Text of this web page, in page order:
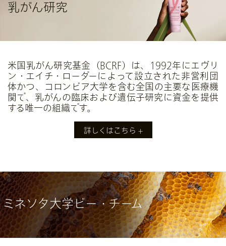
※英語サイトにリンクしています。
乳がん研究
米国乳がん研究基金（BCRF）は、1992年にエヴリ
ン・エイチ・ローダーによって設立された非営利団
体かつ、コロンビア大学を含む全国の主要な医療機
関で、乳がんの臨床および遺伝子研究に資金を提供
する唯一の組織です。
詳しくはこちら
毎年10月、 「ピンクリボン シャンピュア ハンドク
リーム」の収益の一部は、米国乳がん研究基金
（BCRF）に寄付されます。2001年以来、私たちは
環境原因と乳がんの関連性を探る、動物実験を行わ
ない乳がん研究のために約120億円以上を集めまし
た。
ミネソタ大学ビー・チーム